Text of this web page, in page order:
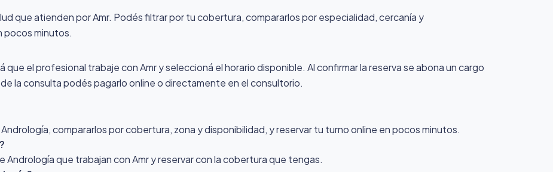
que atienden por Amr. Podés filtrar por tu cobertura, compararlos por especialidad, cercanía y
pocos minutos.
el profesional trabaje con Amr y seleccioná el horario disponible. Al confirmar la reserva se abona un cargo
la consulta podés pagarlo online o directamente en el consultorio.
compararlos por cobertura, zona y disponibilidad, y reservar tu turno online en pocos minutos.
que trabajan con Amr y reservar con la cobertura que tengas.